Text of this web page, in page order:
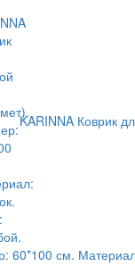
KARINNA Коврик
60*100 см.